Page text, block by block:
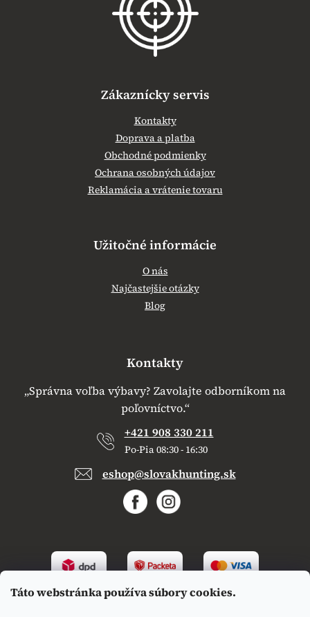
Táto webstránka používa súbory cookies.
Zákaznícky servis
Kontakty
Doprava a platba
Obchodné podmienky
Ochrana osobných údajov
Reklamácia a vrátenie tovaru
Užitočné informácie
O nás
Najčastejšie otázky
Blog
Kontakty
„Správna voľba výbavy? Zavolajte odborníkom na
poľovníctvo.“
+421 908 330 211
Po-Pia 08:30 - 16:30
eshop@slovakhunting.sk